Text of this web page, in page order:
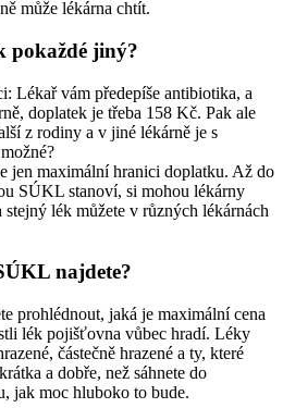
může lékárna chtít.
pokaždé jiný?
Lékař vám předepíše antibiotika, a
doplatek je třeba 158 Kč. Pak ale
z rodiny a v jiné lékárně je s
jen maximální hranici doplatku. Až do
SÚKL stanoví, si mohou lékárny
stejný lék můžete v různých lékárnách
najdete?
prohlédnout, jaká je maximální cena
lék pojišťovna vůbec hradí. Léky
částečně hrazené a ty, které
a dobře, než sáhnete do
jak moc hluboko to bude.